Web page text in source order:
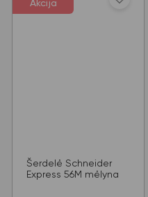
Akcija
Šerdelė Schneider
Express 56M mėlyna